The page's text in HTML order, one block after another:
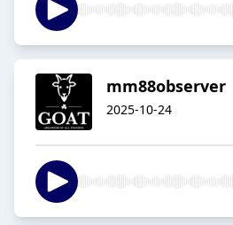
mm88observer
2025-10-24